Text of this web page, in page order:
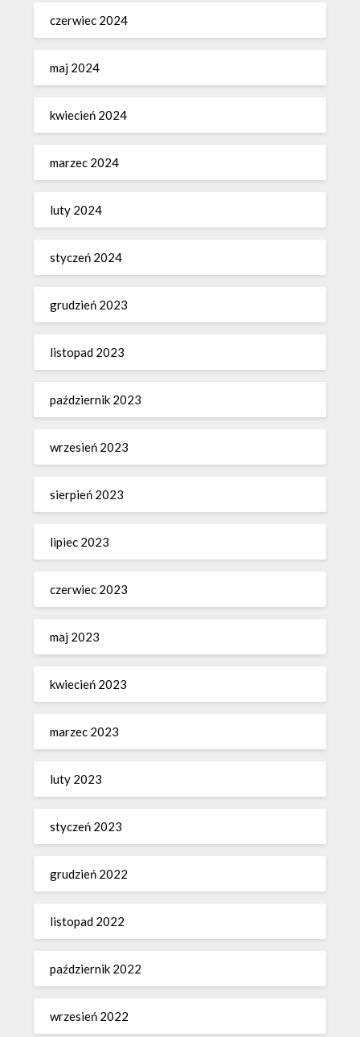
czerwiec 2024
maj 2024
kwiecień 2024
marzec 2024
luty 2024
styczeń 2024
grudzień 2023
listopad 2023
październik 2023
wrzesień 2023
sierpień 2023
lipiec 2023
czerwiec 2023
maj 2023
kwiecień 2023
marzec 2023
luty 2023
styczeń 2023
grudzień 2022
listopad 2022
październik 2022
wrzesień 2022